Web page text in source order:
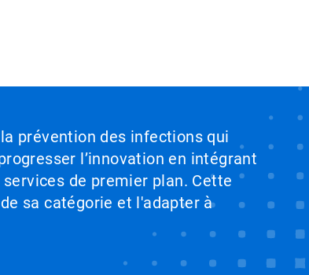
prévention des infections qui
l’innovation en intégrant
de premier plan. Cette
sa catégorie et l'adapter à